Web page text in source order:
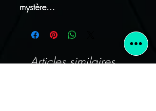
mystère...
Articles similaires